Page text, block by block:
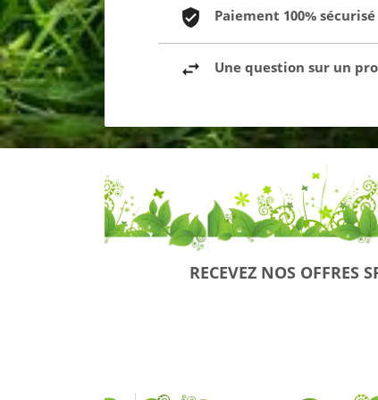
Paiement 100%
Une question sur un
RECEVEZ NOS OFFRES